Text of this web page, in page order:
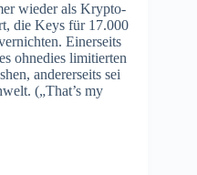
wieder als Krypto-
die Keys für 17.000
Einerseits
ohnedies limitierten
andererseits sei
(„That’s my